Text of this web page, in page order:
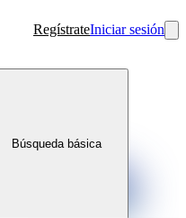
RegístrateIniciar sesión
Búsqueda básica